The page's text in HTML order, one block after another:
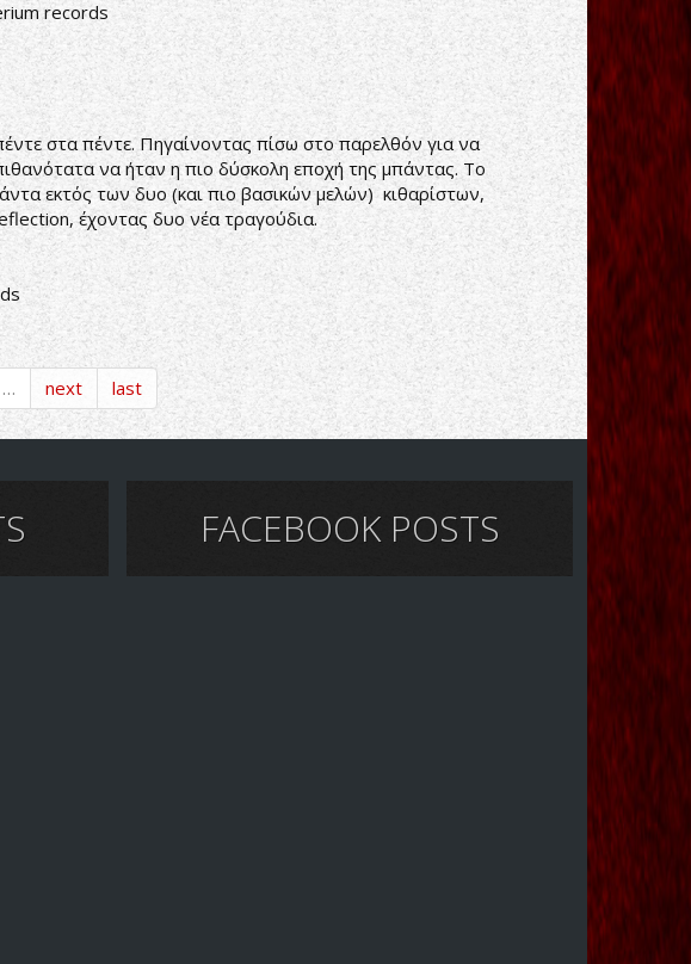
records
στα πέντε. Πηγαίνοντας πίσω στο παρελθόν για να
να ήταν η πιο δύσκολη εποχή της μπάντας. Το
εκτός των δυο (και πιο βασικών μελών) κιθαρίστων,
έχοντας δυο νέα τραγούδια.
… next last
FACEBOOK POSTS